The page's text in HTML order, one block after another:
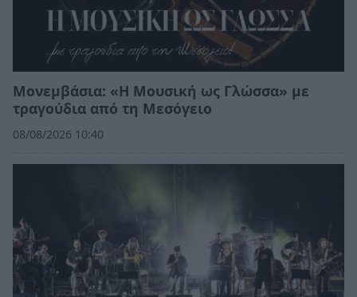
Μονεμβάσια: «Η Μουσική ως Γλώσσα» με
τραγούδια από τη Μεσόγειο
08/08/2026 10:40